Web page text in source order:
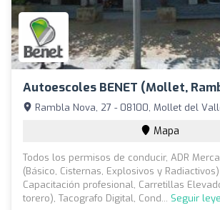
Autoescoles BENET (Mollet,
Rambla Nova, 27 - 08100, Mollet del
Mapa
Todos los permisos de conducir, ADR
(Básico, Cisternas, Explosivos y Radiactivos)
Capacitación profesional, Carretillas
torero), Tacografo Digital, Cond... Seguir